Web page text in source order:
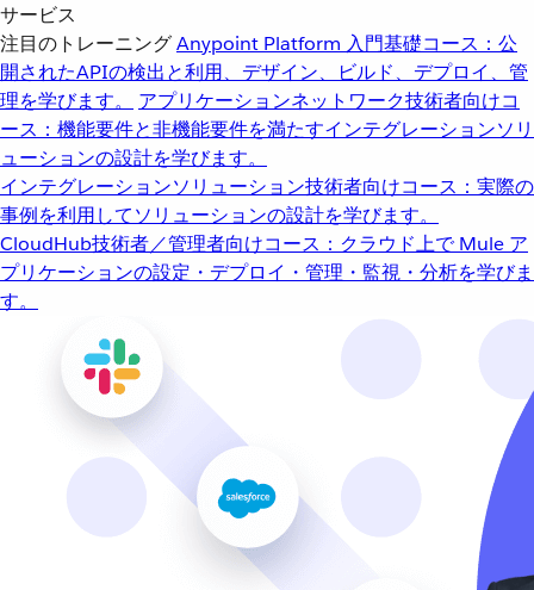
サービス
注目のトレーニングAnypoint Platform 入門基礎コース：公
開されたAPIの検出と利用、デザイン、ビルド、デプロイ、管
理を学びます。
アプリケーションネットワーク技術者向けコ
ース：機能要件と非機能要件を満たすインテグレーションソリ
ューションの設計を学びます。
インテグレーションソリューション技術者向けコース：実際の
事例を利用してソリューションの設計を学びます。
CloudHub技術者／管理者向けコース：クラウド上で Mule ア
プリケーションの設定・デプロイ・管理・監視・分析を学びま
す。